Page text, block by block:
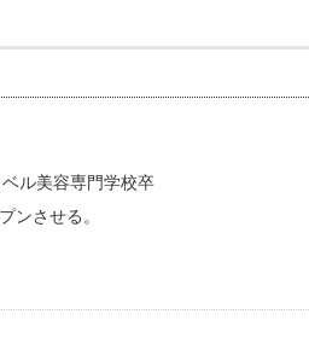
ル美容専門学校卒
ンさせる。